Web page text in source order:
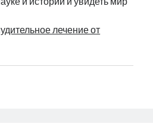
лечение от